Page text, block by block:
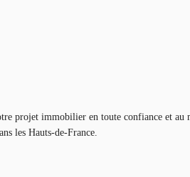
projet immobilier en toute confiance et
les Hauts-de-France.